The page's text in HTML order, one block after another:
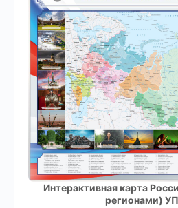
Интерактивная карта
регионами)